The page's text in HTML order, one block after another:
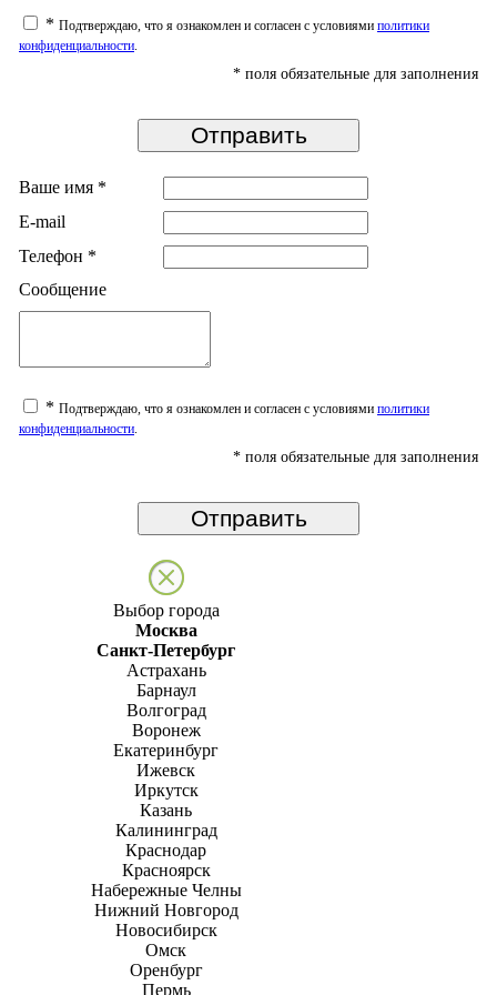
* Подтверждаю, что я ознакомлен и согласен с условиями политики
конфиденциальности
* поля обязательные для заполнения
Ваше имя *
E-mail
Телефон *
Сообщение
* Подтверждаю, что я ознакомлен и согласен с условиями политики
конфиденциальности
* поля обязательные для заполнения
Выбор города
Москва
Санкт-Петербург
Астрахань
Барнаул
Волгоград
Воронеж
Екатеринбург
Ижевск
Иркутск
Казань
Калининград
Краснодар
Красноярск
Набережные Челны
Нижний Новгород
Новосибирск
Омск
Оренбург
Пермь